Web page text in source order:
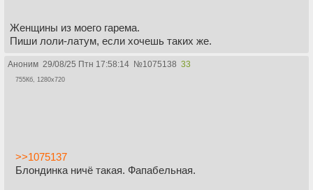
Женщины из моего гарема.
Пиши лоли-латум, если хочешь таких же.
Аноним 29/08/25 Птн 17:58:14 №1075138 33
755Кб, 1280x720
>>1075137
Блондинка ничё такая. Фапабельная.